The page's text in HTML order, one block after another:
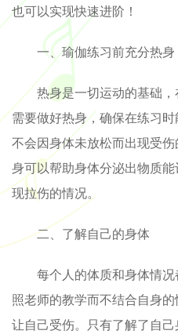
也可以实现快速进阶！
一、瑜伽练习前充分热身
热身是一切运动的基础
需要做好热身，确保在练习
不会因身体未放松而出现受
身可以帮助身体分泌出物质
现拉伤的情况。
二、了解自己的身体
每个人的体质和身体情
照老师的教学而不结合自身
让自己受伤。只有了解了自